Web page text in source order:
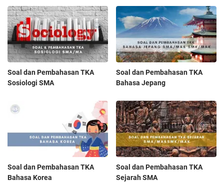
Soal dan Pembahasan TKA
Sosiologi SMA
Soal dan Pembahasan TKA
Bahasa Jepang
Soal dan Pembahasan TKA
Bahasa Korea
Soal dan Pembahasan TKA
Sejarah SMA